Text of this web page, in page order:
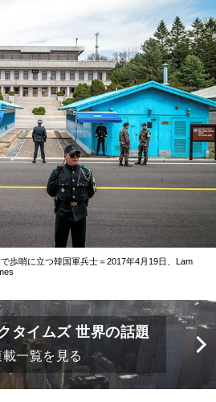
歩哨に立つ韓国軍兵士＝2017年4月19日、Lam
タイムズ 世界の話題
載一覧を見る